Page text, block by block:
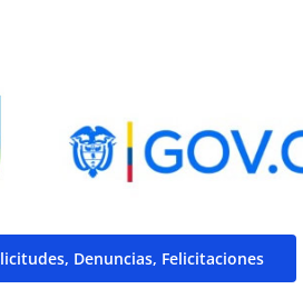
Denuncias, Felicitaciones